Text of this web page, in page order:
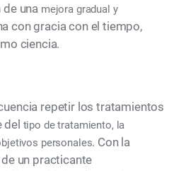
una mejora gradual y
con gracia con el tiempo,
ciencia.
repetir los tratamientos
del tipo de tratamiento, la
personales. Con la
un practicante